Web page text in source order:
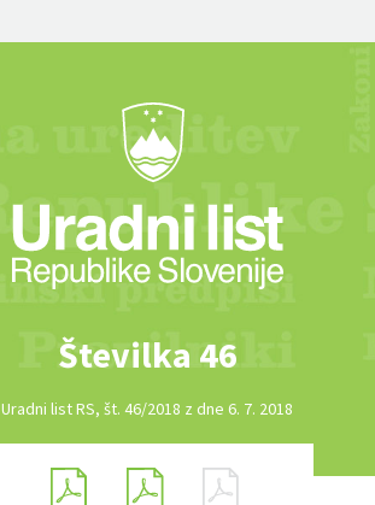
Številka 46
Uradni list RS, št. 46/2018 z dne 6. 7. 2018